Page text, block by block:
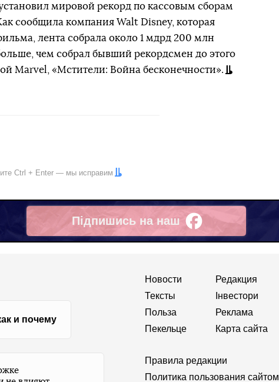
мировой рекорд по кассовым сборам
сообщила компания Walt Disney, которая
лента собрала около 1 мдрд 200 млн
чем собрал бывший рекордсмен до этого
Marvel, «Мстители: Война бесконечности».
Ctrl + Enter — мы исправим
Підпишись на наш
Facebook
и почему
Новости
Тексты
Польза
Пекельце
Редакция
Інвестори
Реклама
Карта сайта
Правила редакции
Политика пользования сайтом